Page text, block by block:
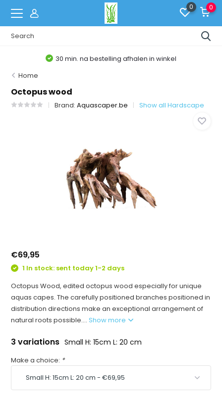
0 0
30 min. na bestelling afhalen in winkel
Home
Octopus wood
Brand:Aquascaper.be Show all Hardscape
€69,95
1 In stock: sent today 1-2 days
Octopus Wood, edited octopus wood especially for unique
aquas capes. The carefully positioned branches positioned in
distribution directions make an exceptional arrangement of
natural roots possible....Show more
3 variations Small H: 15cm L: 20 cm
Make a choice: *